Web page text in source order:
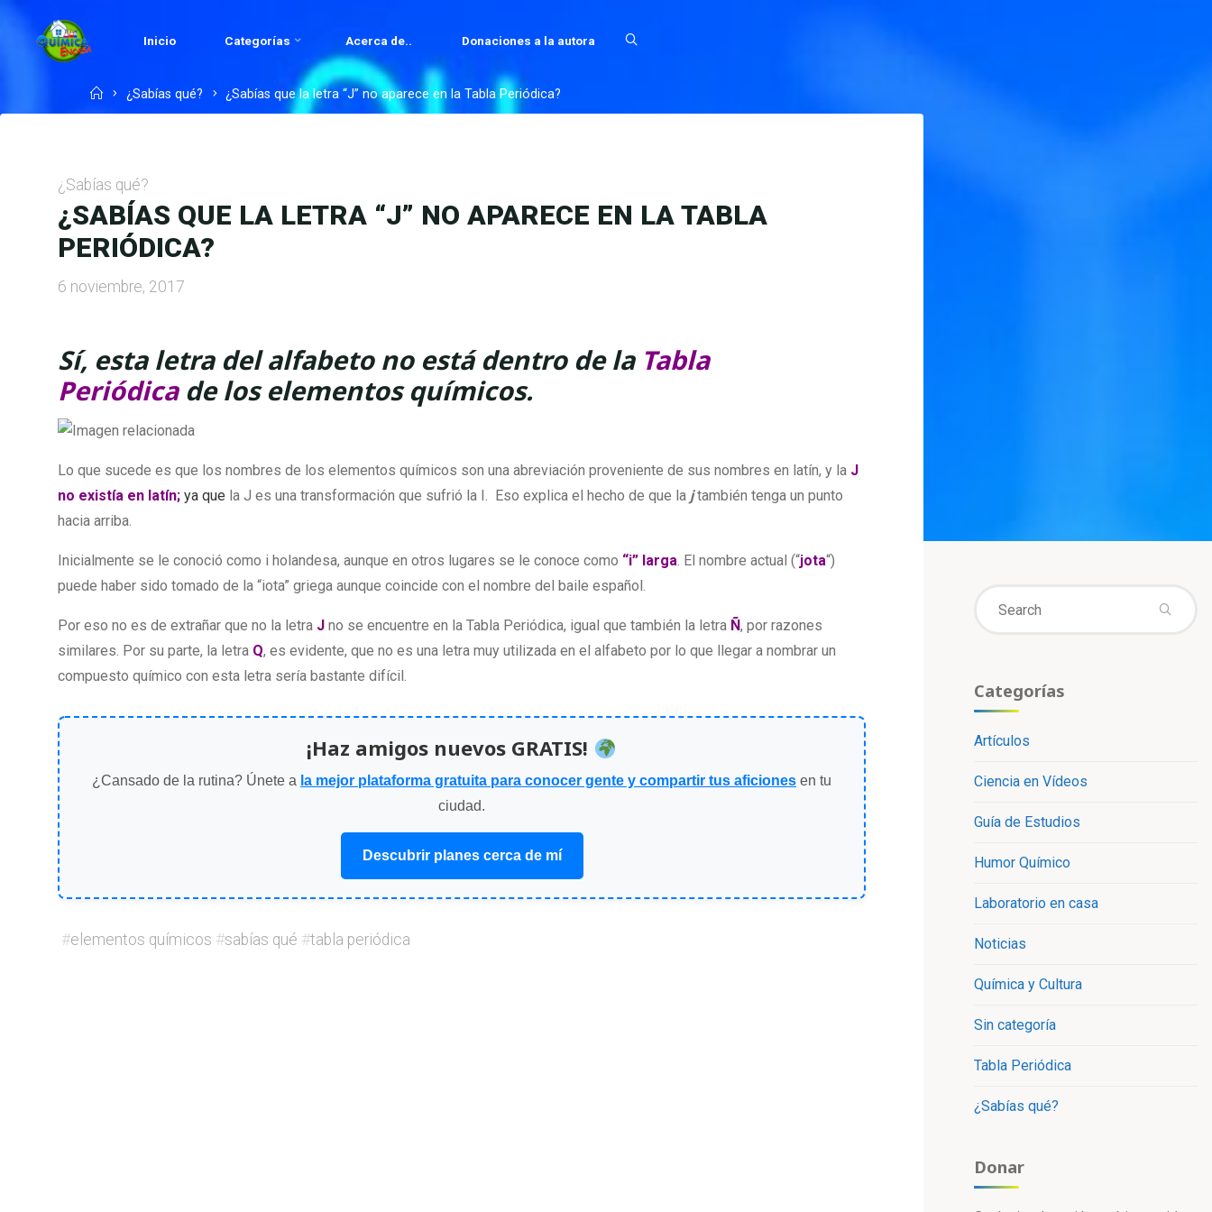
CASA.COM
Inicio Categorías Acerca de.. Donaciones a la autora
Home¿Sabías qué? ¿Sabías que la letra “J” no aparece en la Tabla Periódica?
¿Sabías qué?
¿SABÍAS QUE LA LETRA “J” NO APARECE EN LA TABLA
PERIÓDICA?
6 noviembre, 2017
Sí, esta letra del alfabeto no está dentro de la Tabla
Periódica de los elementos químicos.
Lo que sucede es que los nombres de los elementos químicos son una abreviación proveniente de sus nombres en latín, y la J
no existía en latín; ya que la J es una transformación que sufrió la I. Eso explica el hecho de que la jtambién tenga un punto
hacia arriba.
Inicialmente se le conoció como i holandesa, aunque en otros lugares se le conoce como “i” larga. El nombre actual (“jota“)
puede haber sido tomado de la “iota” griega aunque coincide con el nombre del baile español.
Por eso no es de extrañar que no la letra J no se encuentre en la Tabla Periódica, igual que también la letra Ñ, por razones
similares. Por su parte, la letra Q, es evidente, que no es una letra muy utilizada en el alfabeto por lo que llegar a nombrar un
compuesto químico con esta letra sería bastante difícil.
¡Haz amigos nuevos GRATIS!
¿Cansado de la rutina? Únete a la mejor plataforma gratuita para conocer gente y compartir tus aficiones en tu
ciudad.
Descubrir planes cerca de mí
#elementos químicos #sabías qué #tabla periódica
Categorías
Artículos
Ciencia en Vídeos
Guía de Estudios
Humor Químico
Laboratorio en casa
Noticias
Química y Cultura
Sin categoría
Tabla Periódica
¿Sabías qué?
Donar